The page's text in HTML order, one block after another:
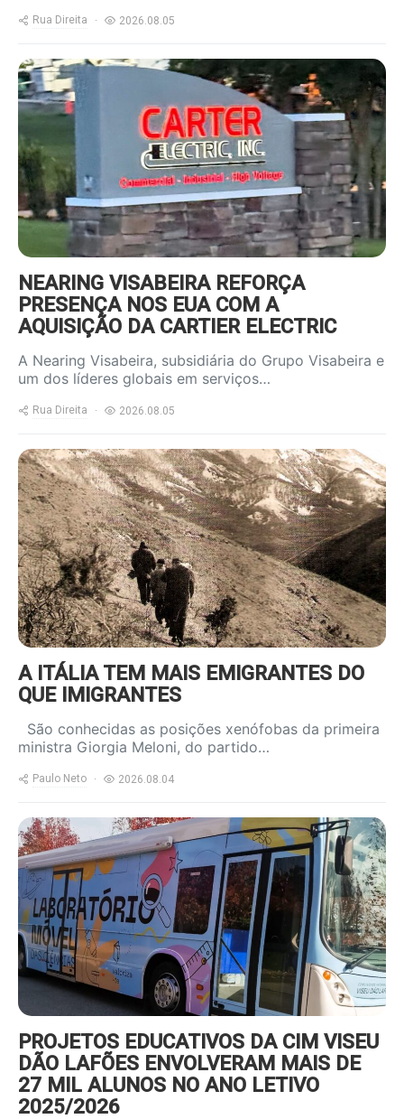
Rua Direita 2026.08.05
https://www.ruadireita.pt/wp-
content/uploads/2026/08/Carter-
Electric-2-800x600.jpg
NEARING VISABEIRA REFORÇA
PRESENÇA NOS EUA COM A
AQUISIÇÃO DA CARTIER ELECTRIC
A Nearing Visabeira, subsidiária do Grupo Visabeira e
um dos líderes globais em serviços…
Rua Direita 2026.08.05
https://www.ruadireita.pt/wp-
content/uploads/2024/05/emigrantes-
a-salto-800x600.jpg
A ITÁLIA TEM MAIS EMIGRANTES DO
QUE IMIGRANTES
São conhecidas as posições xenófobas da primeira
ministra Giorgia Meloni, do partido…
Paulo Neto 2026.08.04
https://www.ruadireita.pt/wp-
content/uploads/2026/08/autocarro-
800x600.jpg
PROJETOS EDUCATIVOS DA CIM VISEU
DÃO LAFÕES ENVOLVERAM MAIS DE
27 MIL ALUNOS NO ANO LETIVO
2025/2026